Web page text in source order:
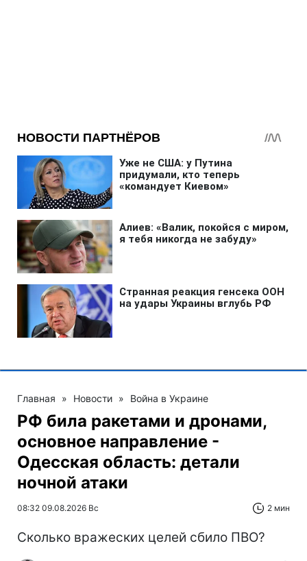
Главная » Новости » Война в Украине
РФ била ракетами и дронами,
основное направление -
Одесская область: детали
ночной атаки
08:32 09.08.2026 Вс 2 мин
Сколько вражеских целей сбило ПВО?